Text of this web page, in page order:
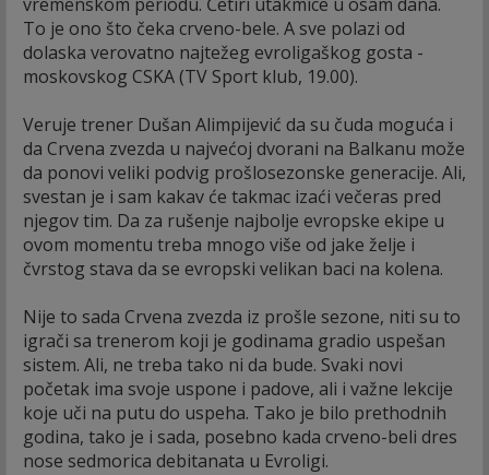
vremenskom periodu. Četiri utakmice u osam dana.
To je ono što čeka crveno-bele. A sve polazi od
dolaska verovatno najtežeg evroligaškog gosta -
moskovskog CSKA (TV Sport klub, 19.00).
Veruje trener Dušan Alimpijević da su čuda moguća i
da Crvena zvezda u najvećoj dvorani na Balkanu može
da ponovi veliki podvig prošlosezonske generacije. Ali,
svestan je i sam kakav će takmac izaći večeras pred
njegov tim. Da za rušenje najbolje evropske ekipe u
ovom momentu treba mnogo više od jake želje i
čvrstog stava da se evropski velikan baci na kolena.
Nije to sada Crvena zvezda iz prošle sezone, niti su to
igrači sa trenerom koji je godinama gradio uspešan
sistem. Ali, ne treba tako ni da bude. Svaki novi
početak ima svoje uspone i padove, ali i važne lekcije
koje uči na putu do uspeha. Tako je bilo prethodnih
godina, tako je i sada, posebno kada crveno-beli dres
nose sedmorica debitanata u Evroligi.